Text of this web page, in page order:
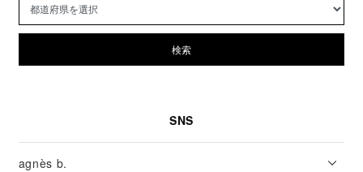
検索
SNS
agnès b.